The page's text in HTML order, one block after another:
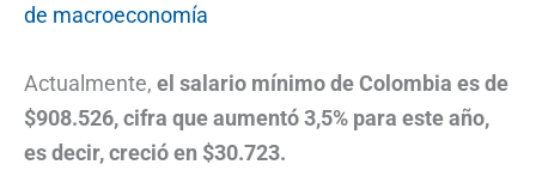
de macroeconomía
Actualmente, el salario mínimo de Colombia es de
$908.526, cifra que aumentó 3,5% para este año,
es decir, creció en $30.723.